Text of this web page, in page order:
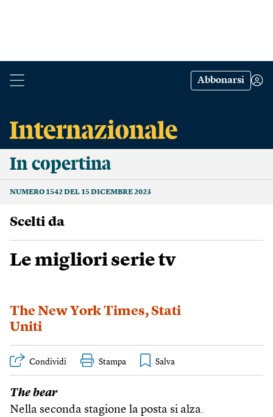
Abbonarsi
In copertina
NUMERO 1542 DEL 15 DICEMBRE 2023
scelti da
Le migliori serie tv
The New York Times,Stati
Uniti
Condividi Stampa
The bear
Nella seconda stagione la posta si alza.